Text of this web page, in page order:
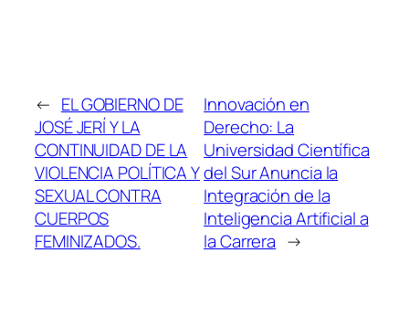
← EL GOBIERNO DE
JOSÉ JERÍ Y LA
CONTINUIDAD DE LA
VIOLENCIA POLÍTICA Y
SEXUAL CONTRA
CUERPOS
FEMINIZADOS.
Innovación en
Derecho: La
Universidad Científica
del Sur Anuncia la
Integración de la
Inteligencia Artificial a
la Carrera →